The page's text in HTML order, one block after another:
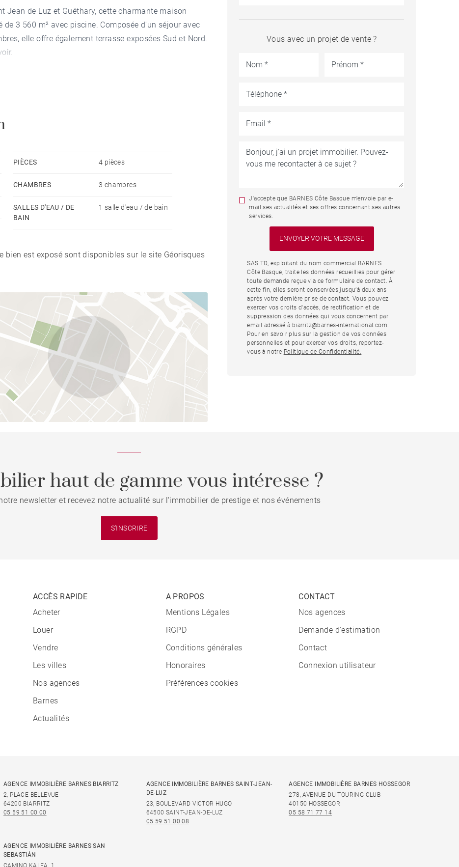
Jean de Luz et Guéthary, cette charmante maison
3 560 m² avec piscine. Composée d'un séjour avec
elle offre également terrasse exposées Sud et Nord.
PIÈCES 4 pièces
CHAMBRES 3 chambres
SALLES D'EAU / DE
BAIN
1 salle d'eau / de bain
bien est exposé sont disponibles sur le site Géorisques
Vous avec un projet de vente ?
J'accepte que BARNES Côte Basque m'envoie par e-
mail ses actualités et ses offres concernant ses autres
services.
SAS TD, exploitant du nom commercial BARNES
Côte Basque, traite les données recueillies pour gérer
toute demande reçue via ce formulaire de contact. À
cette fin, elles seront conservées jusqu’à deux ans
après votre dernière prise de contact. Vous pouvez
exercer vos droits d'accès, de rectification et de
suppression des données qui vous concernent par
email adressé à biarritz@barnes-international.com.
Pour en savoir plus sur la gestion de vos données
personnelles et pour exercer vos droits, reportez-
vous à notre Politique de Confidentialité.
haut de gamme vous intéresse ?
newsletter et recevez notre actualité sur l'immobilier de prestige et nos événements
S'INSCRIRE
ACCÈS RAPIDE
Acheter
Louer
Vendre
Les villes
Nos agences
Barnes
Actualités
A PROPOS
Mentions Légales
RGPD
Conditions générales
Honoraires
Préférences cookies
CONTACT
Nos agences
Demande d'estimation
Contact
Connexion utilisateur
AGENCE IMMOBILIÈRE BARNES BIARRITZ
2, PLACE BELLEVUE
64200 BIARRITZ
05 59 51 00 00
AGENCE IMMOBILIÈRE BARNES SAINT-JEAN-
DE-LUZ
23, BOULEVARD VICTOR HUGO
64500 SAINT-JEAN-DE-LUZ
05 59 51 00 08
AGENCE IMMOBILIÈRE BARNES HOSSEGOR
278, AVENUE DU TOURING CLUB
40150 HOSSEGOR
05 58 71 77 14
AGENCE IMMOBILIÈRE BARNES SAN
SEBASTIÁN
CAMINO KALEA, 1